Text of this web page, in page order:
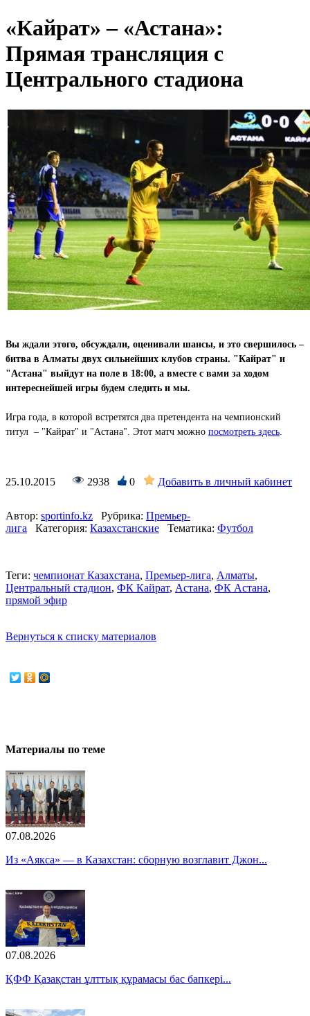
«Кайрат» – «Астана»:
Прямая трансляция с
Центрального стадиона
Вы ждали этого, обсуждали, оценивали шансы, и это свершилось –
битва в Алматы двух сильнейших клубов страны. "Кайрат" и
"Астана" выйдут на поле в 18:00, а вместе с вами за ходом
интереснейшей игры будем следить и мы.
Игра года, в которой встретятся два претендента на чемпионский
титул – "Кайрат" и "Астана". Этот матч можно посмотреть здесь
материалов
только
при
ссылки
на
Vesti.kz
25.10.2015 2938 0 Добавить в личный кабинет
Автор: sportinfo.kz Рубрика: Премьер-
лига
Категория: Казахстанские Тематика: Футбол
Теги: чемпионат Казахстана, Премьер-лига, Алматы,
Центральный стадион, ФК Кайрат, Астана, ФК Астана,
прямой эфир
Вернуться к списку материалов
Материалы по теме
07.08.2026
Из «Аякса» — в Казахстан: сборную возглавит Джон...
07.08.2026
ҚФФ Қазақстан ұлттық құрамасы бас бапкері...